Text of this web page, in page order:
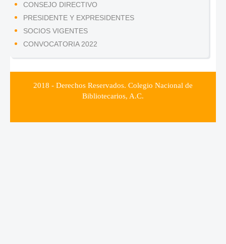
CONSEJO DIRECTIVO
PRESIDENTE Y EXPRESIDENTES
SOCIOS VIGENTES
CONVOCATORIA 2022
2018 - Derechos Reservados. Colegio Nacional de
Bibliotecarios, A.C.